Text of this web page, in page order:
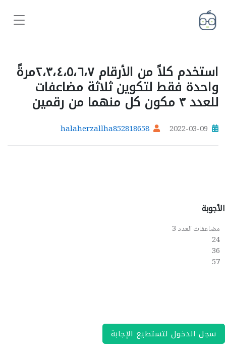
استخدم كلاً من الأرقام ٢،٣،٤،٥،٦،٧مرةً
واحدة فقط لتكوين ثلاثة مضاعفات
للعدد ٣ مكون كل منهما من رقمين
2022-03-09
halaherzallha852818658
الأجوبة
مضاعفات العدد 3
24
36
57
سجل الدخول لتستطيع الإجابة